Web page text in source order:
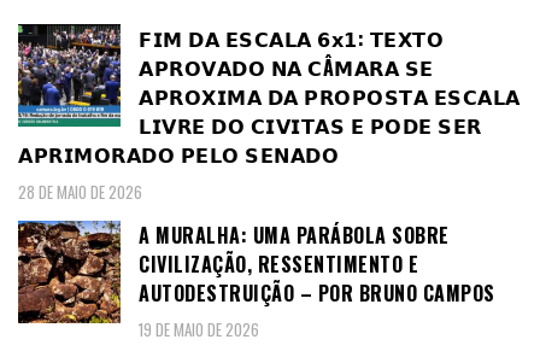
𝗙𝗜𝗠 𝗗𝗔 𝗘𝗦𝗖𝗔𝗟𝗔 𝟲𝘅𝟭: 𝗧𝗘𝗫𝗧𝗢
𝗔𝗣𝗥𝗢𝗩𝗔𝗗𝗢 𝗡𝗔 𝗖Â𝗠𝗔𝗥𝗔 𝗦𝗘
𝗔𝗣𝗥𝗢𝗫𝗜𝗠𝗔 𝗗𝗔 𝗣𝗥𝗢𝗣𝗢𝗦𝗧𝗔 𝗘𝗦𝗖𝗔𝗟𝗔
𝗟𝗜𝗩𝗥𝗘 𝗗𝗢 𝗖𝗜𝗩𝗜𝗧𝗔𝗦 𝗘 𝗣𝗢𝗗𝗘 𝗦𝗘𝗥
𝗔𝗣𝗥𝗜𝗠𝗢𝗥𝗔𝗗𝗢 𝗣𝗘𝗟𝗢 𝗦𝗘𝗡𝗔𝗗𝗢
28 DE MAIO DE 2026
A MURALHA: UMA PARÁBOLA SOBRE
CIVILIZAÇÃO, RESSENTIMENTO E
AUTODESTRUIÇÃO – POR BRUNO CAMPOS
19 DE MAIO DE 2026